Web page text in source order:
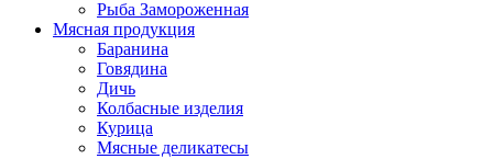
Рыба Замороженная
Мясная продукция
Баранина
Говядина
Дичь
Колбасные изделия
Курица
Мясные деликатесы